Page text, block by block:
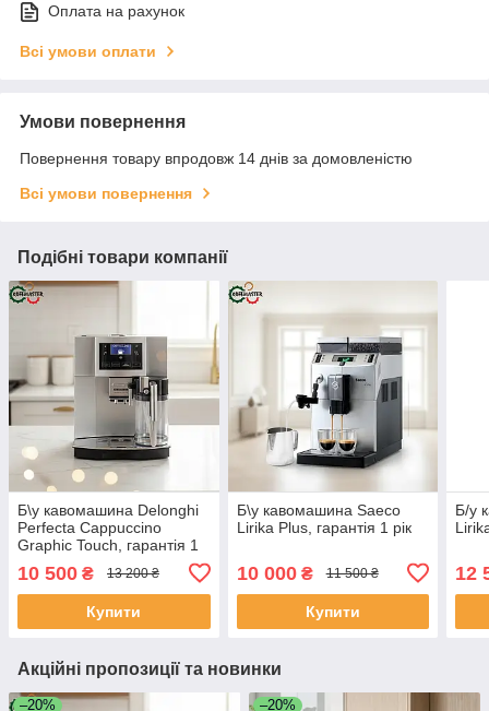
Оплата на рахунок
Всі умови оплати
Умови повернення
Повернення товару впродовж 14 днів за домовленістю
Всі умови повернення
Подібні товари компанії
Б\у кавомашина Delonghi
Perfecta Cappuccino
Graphic Touch, гарантія 1
10 500 ₴ 13 200 ₴
Купити
Б\у кавомашина Saeco
Lirika Plus, гарантія 1 рік
10 000₴ 11 500 ₴
Купити
Б/у
12
Акційні пропозиції та новинки
–20% –20%